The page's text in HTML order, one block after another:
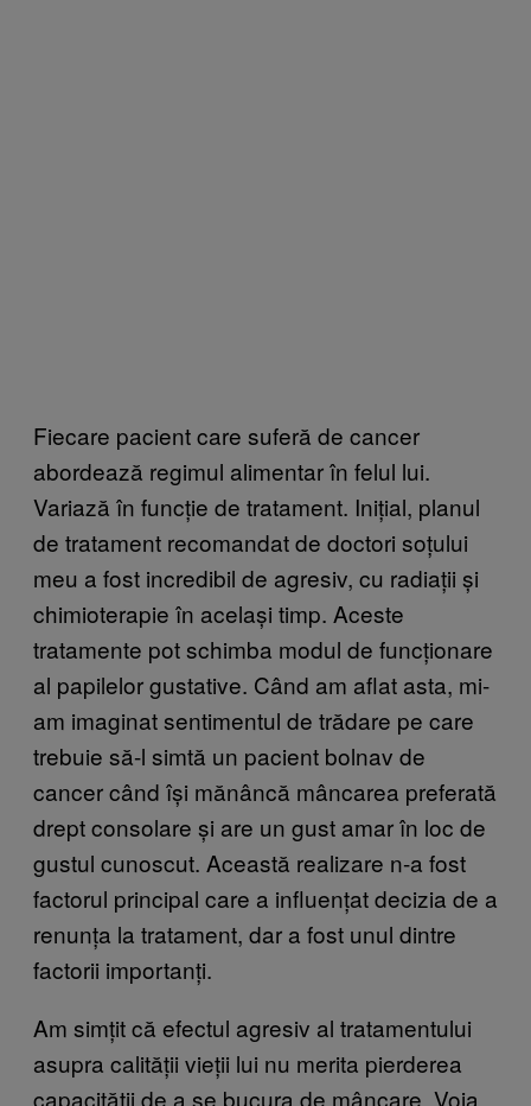
Fiecare pacient care suferă de cancer
abordează regimul alimentar în felul lui.
Variază în funcție de tratament. Inițial, planul
de tratament recomandat de doctori soțului
meu a fost incredibil de agresiv, cu radiații și
chimioterapie în același timp. Aceste
tratamente pot schimba modul de funcționare
al papilelor gustative. Când am aflat asta, mi-
am imaginat sentimentul de trădare pe care
trebuie să-l simtă un pacient bolnav de
cancer când își mănâncă mâncarea preferată
drept consolare și are un gust amar în loc de
gustul cunoscut. Această realizare n-a fost
factorul principal care a influențat decizia de a
renunța la tratament, dar a fost unul dintre
factorii importanți.
Am simțit că efectul agresiv al tratamentului
asupra calității vieții lui nu merita pierderea
capacității de a se bucura de mâncare. Voia